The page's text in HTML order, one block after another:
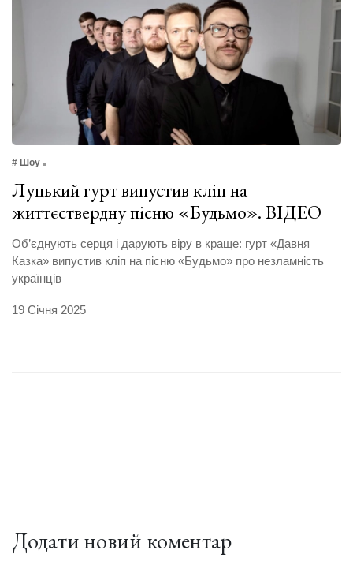
# Шоу
Луцький гурт випустив кліп на
життєствердну пісню «Будьмо». ВІДЕО
Об’єднують серця і дарують віру в краще: гурт «Давня
Казка» випустив кліп на пісню «Будьмо» про незламність
українців
19 Січня 2025
Додати новий коментар